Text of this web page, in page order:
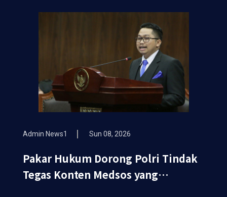
Admin News1 Sun 08, 2026
Pakar Hukum Dorong Polri Tindak
Tegas Konten Medsos yang